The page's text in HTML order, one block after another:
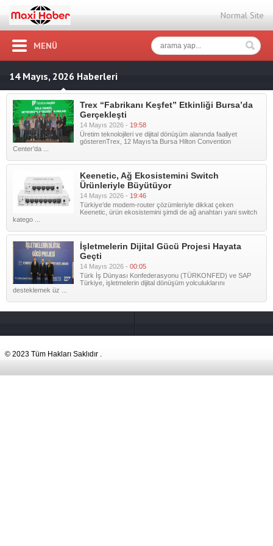
Normal Site
MENÜ
14 Mayıs, 2026 Haberleri
Trex “Fabrikanı Keşfet” Etkinliği Bursa’da
Gerçekleşti
14 Mayıs 2026 - 19:58
Üretim teknolojileri ve dijital dönüşüm alanında faaliyet
gösterenTrex, 12 Mayıs’ta Bursa Hilton Convention
Center’da ...
Keenetic, Ağ Ekosistemini Switch
Ürünleriyle Büyütüyor
14 Mayıs 2026 - 19:46
Türkiye’de modem-router çözümleriyle dikkat çeken
Keenetic, ürün ekosistemini şimdi de ağ anahtarı yani switch
katego ...
İşletmelerin Dijital Gücü Projesi Hayata
Geçti
14 Mayıs 2026 - 00:05
Türk İş Dünyası Konfederasyonu (TÜRKONFED) ve SAP
Türkiye, işletmelerin dijital dönüşüm yolculuklarını
desteklemek üz ...
© 2023 Tüm Hakları Saklıdır .